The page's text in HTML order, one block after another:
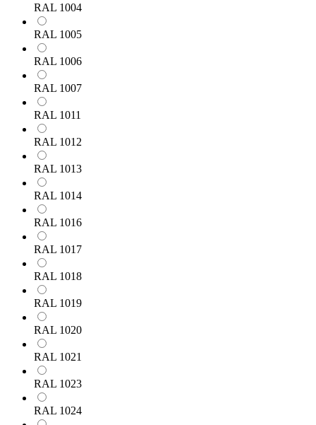
RAL 1004
RAL 1005
RAL 1006
RAL 1007
RAL 1011
RAL 1012
RAL 1013
RAL 1014
RAL 1016
RAL 1017
RAL 1018
RAL 1019
RAL 1020
RAL 1021
RAL 1023
RAL 1024